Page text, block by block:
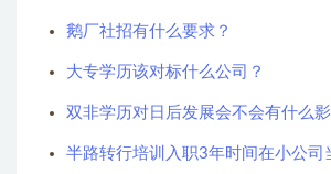
鹅厂社招有什么要求？
大专学历该对标什么公司？
双非学历对日后发展会不会有什么影
半路转行培训入职3年时间在小公司